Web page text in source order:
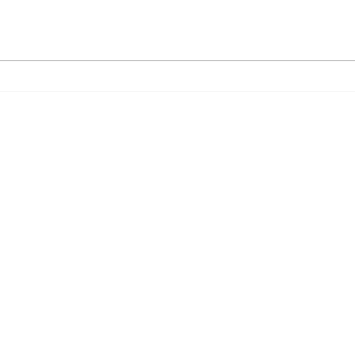
iranienne et prendra